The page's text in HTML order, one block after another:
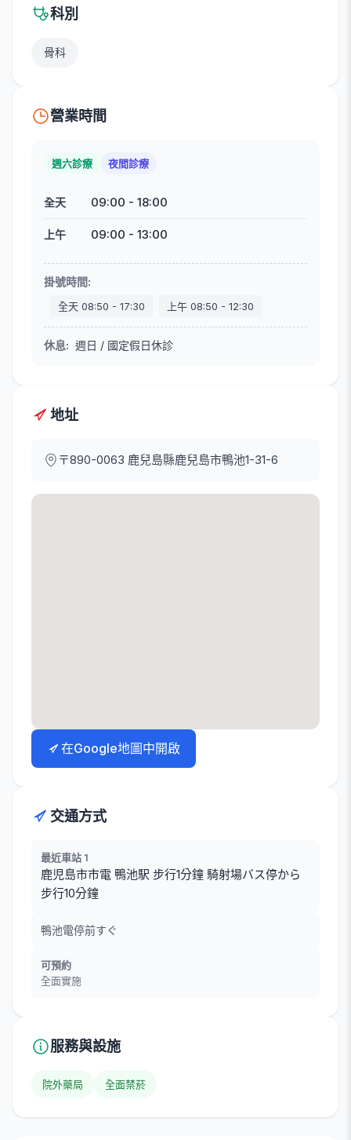
科別
骨科
營業時間
週六診療 夜間診療
全天 09:00 - 18:00
上午 09:00 - 13:00
掛號時間:
全天 08:50 - 17:30 上午 08:50 - 12:30
休息: 週日 / 國定假日休診
地址
〒890-0063 鹿兒島縣鹿兒島市鴨池1-31-6
在Google地圖中開啟
交通方式
最近車站 1
鹿児島市市電 鴨池駅 步行1分鐘 騎射場バス停から
步行10分鐘
鴨池電停前すぐ
可預約
全面實施
服務與設施
院外藥局 全面禁菸